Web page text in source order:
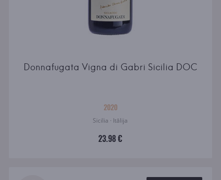
Donnafugata Vigna di Gabri Sicilia DOC
2020
Sicilia · Itālija
23.98 €